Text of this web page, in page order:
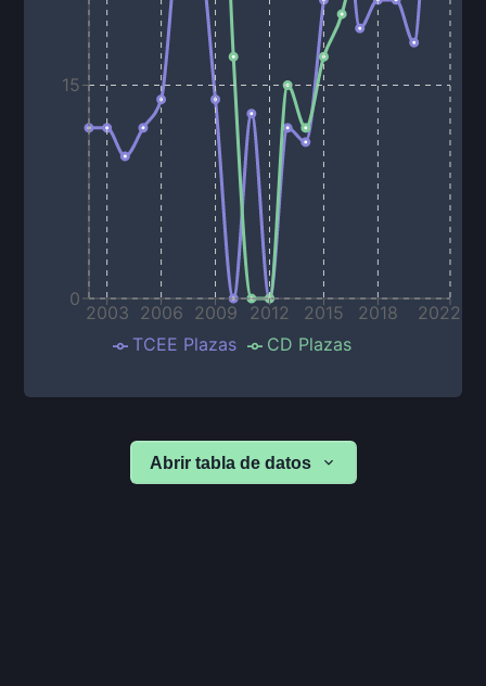
2003 2006 2009 2012 2015 2018 2022
0
15
TCEE Plazas CD Plazas
Abrir tabla de datos